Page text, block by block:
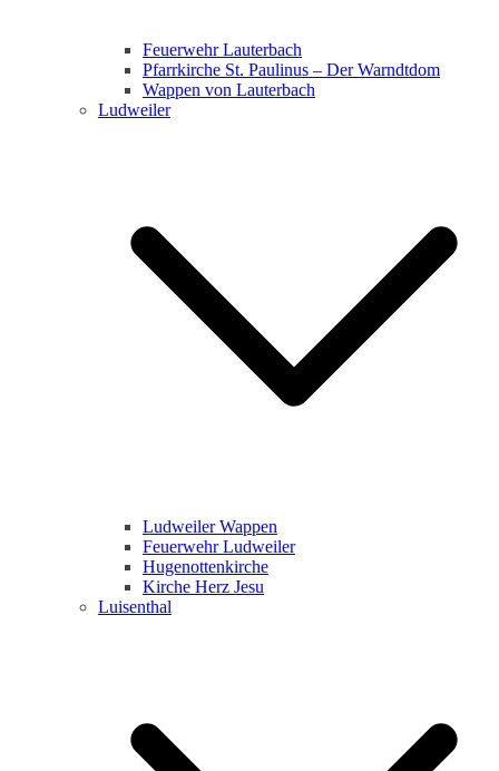
Feuerwehr Lauterbach
Pfarrkirche St. Paulinus – Der Warndtdom
Wappen von Lauterbach
Ludweiler
Ludweiler Wappen
Feuerwehr Ludweiler
Hugenottenkirche
Kirche Herz Jesu
Luisenthal